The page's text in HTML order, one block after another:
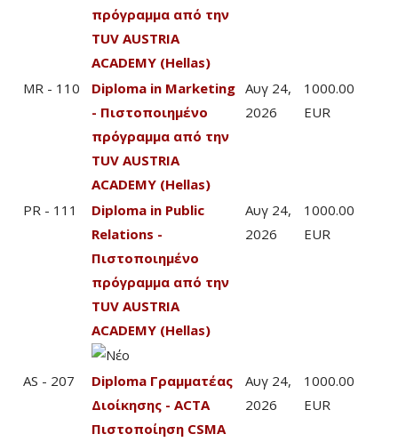
πρόγραμμα από την
TUV AUSTRIA
ACADEMY (Hellas)
MR - 110
Diploma in Marketing
- Πιστοποιημένο
πρόγραμμα από την
TUV AUSTRIA
ACADEMY (Hellas)
Αυγ 24,
2026
1000.00
EUR
PR - 111
Diploma in Public
Relations -
Πιστοποιημένο
πρόγραμμα από την
TUV AUSTRIA
ACADEMY (Hellas)
Αυγ 24,
2026
1000.00
EUR
AS - 207
Diploma Γραμματέας
Διοίκησης - ACTA
Πιστοποίηση CSMA
Αυγ 24,
2026
1000.00
EUR